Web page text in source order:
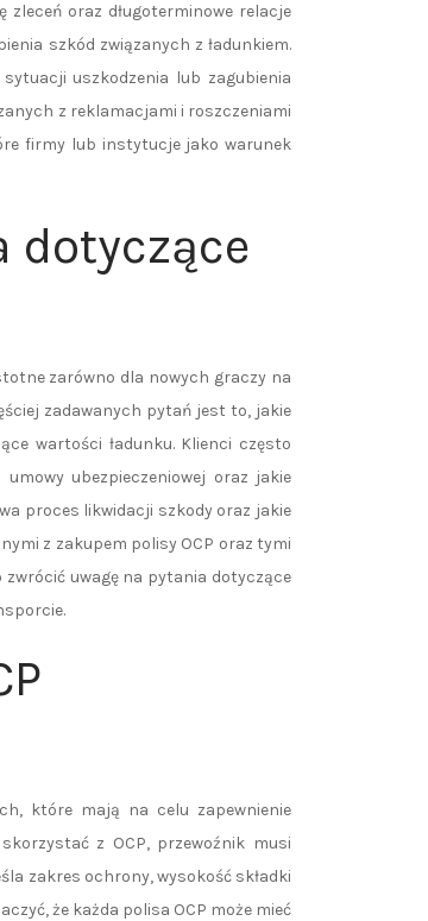
zleceń oraz długoterminowe relacje
szkód związanych z ładunkiem.
uszkodzenia lub zagubienia
z reklamacjami i roszczeniami
firmy lub instytucje jako warunek
dotyczące
zarówno dla nowych graczy na
zadawanych pytań jest to, jakie
wartości ładunku. Klienci często
ubezpieczeniowej oraz jakie
proces likwidacji szkody oraz jakie
z zakupem polisy OCP oraz tymi
zwrócić uwagę na pytania dotyczące
które mają na celu zapewnienie
z OCP, przewoźnik musi
zakres ochrony, wysokość składki
że każda polisa OCP może mieć